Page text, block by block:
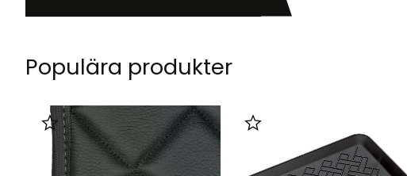
Populära produkter
Lägg till i favoriter Lägg till i favoriter